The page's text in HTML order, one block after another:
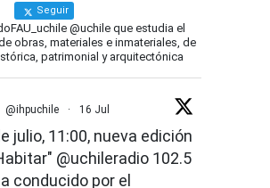
Seguir
@uchile que estudia el
obras, materiales e inmateriales, de
patrimonial y arquitectónica
@ihpuchile · 16 Jul
julio, 11:00, nueva edición
@uchileradio 102.5
conducido por el